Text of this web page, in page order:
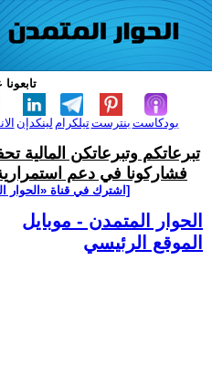
لينكدإن تيلكرامبنترست بودكاست
تبرعاتكم وتبرعاتكن المالية
فشاركونا في دعم
[اشترك في قناة ‫«الحوار
الحوار المتمدن - موبايل
الموقع الرئيسي